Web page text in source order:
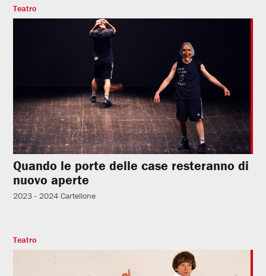
Teatro
Quando le porte delle case resteranno di
nuovo aperte
2023 - 2024 Cartellone
Teatro